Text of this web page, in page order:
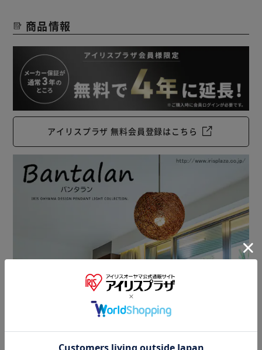
商品情報
アイリスプラザ 無料会員登録はこちら